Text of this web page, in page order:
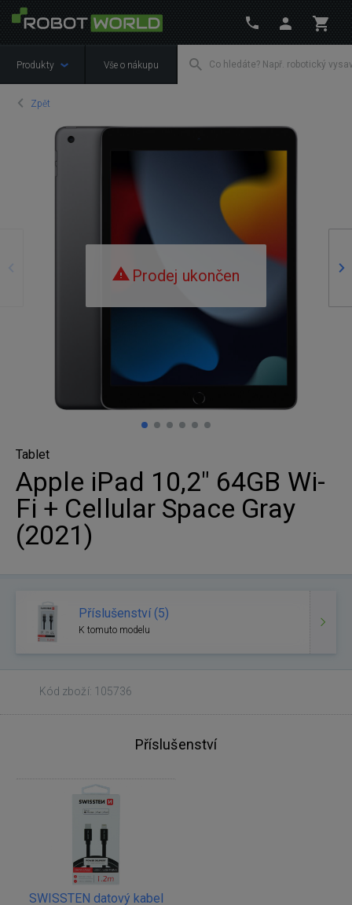
Produkty Vše o nákupu
Zpět
Prodej ukončen
Tablet
Apple iPad 10,2" 64GB Wi-
Fi + Cellular Space Gray
(2021)
Příslušenství (5)
K tomuto modelu
Kód zboží: 105736
Příslušenství
SWISSTEN datový kabel